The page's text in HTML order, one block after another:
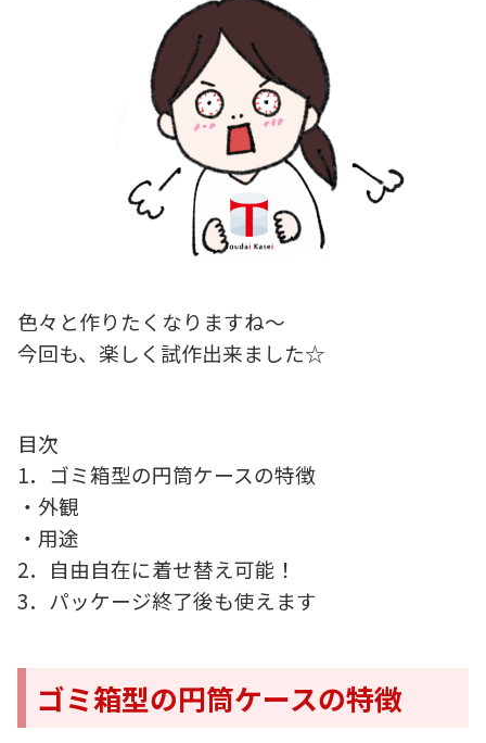
色々と作りたくなりますね～
今回も、楽しく試作出来ました☆
目次
1．ゴミ箱型の円筒ケースの特徴
・外観
・用途
2．自由自在に着せ替え可能！
3． パッケージ終了後も使えます
ゴミ箱型の円筒ケースの特徴